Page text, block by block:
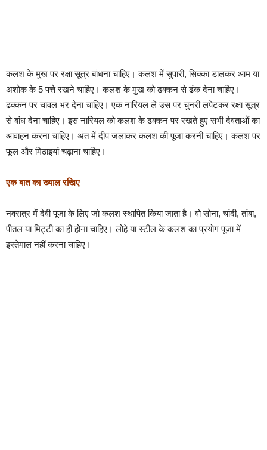
कलश के मुख पर रक्षा सूत्र बांधना चाहिए। कलश में सुपारी, सिक्का डालकर आम या
अशोक के 5 पत्ते रखने चाहिए। कलश के मुख को ढक्कन से ढंक देना चाहिए।
ढक्कन पर चावल भर देना चाहिए। एक नारियल ले उस पर चुनरी लपेटकर रक्षा सूत्र
से बांध देना चाहिए। इस नारियल को कलश के ढक्कन पर रखते हुए सभी देवताओं का
आवाहन करना चाहिए। अंत में दीप जलाकर कलश की पूजा करनी चाहिए। कलश पर
फूल और मिठाइयां चढ़ाना चाहिए।
एक बात का ख्याल रखिए
नवरात्र में देवी पूजा के लिए जो कलश स्थापित किया जाता है। वो सोना, चांदी, तांबा,
पीतल या मिट्टी का ही होना चाहिए। लोहे या स्टील के कलश का प्रयोग पूजा में
इस्तेमाल नहीं करना चाहिए।